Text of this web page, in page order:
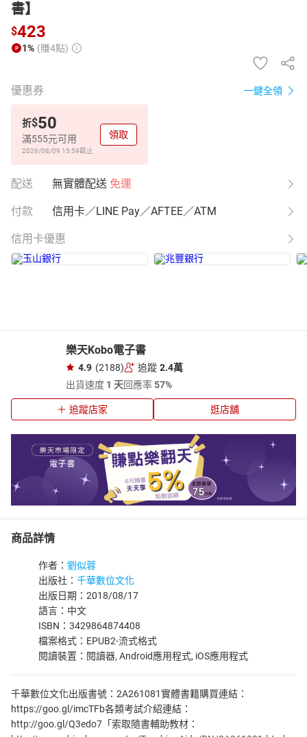
書】
$423
1% (賺4點)
優惠券 一鍵全領
折$50
滿555元可用
2026/08/09 15:59截止
領取
配送 無實體配送 免運
付款 信用卡／LINE Pay／AFTEE／ATM
信用卡優惠
樂天Kobo電子書
4.9 (2188) 追蹤 2.4萬
出貨速度 1 天回應率57%
追蹤店家 逛店舖
商品詳情
作者： 劉似蓉
出版社： 千華數位文化
出版日期：2018/08/17
語言：中文
ISBN：3429864874408
檔案格式：EPUB2-流式格式
閱讀裝置：閱讀器, Android應用程式, iOS應用程式
千華數位文化出版書號：2A261081實體書籍購買連結：
https://goo.gl/imcTFb各類考試介紹連結：
http://goo.gl/Q3edo7「索取隨書輔助教材：